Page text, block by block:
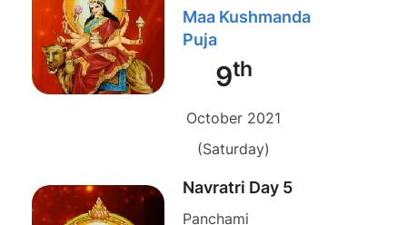
Maa Kushmanda
Puja
9th
October 2021
(Saturday)
Navratri Day 5
Panchami